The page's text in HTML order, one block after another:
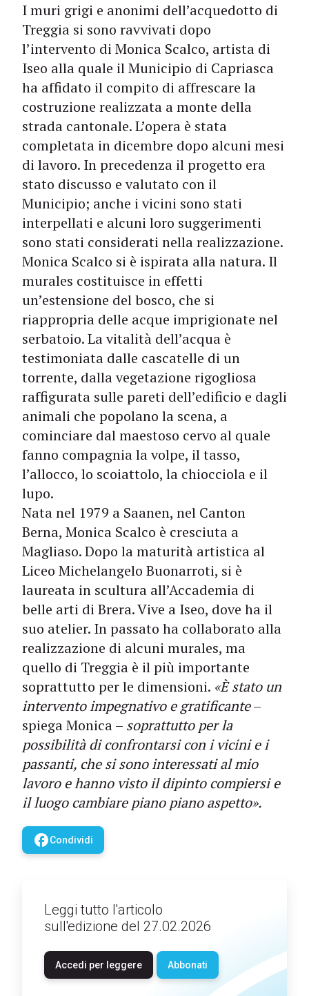
I muri grigi e anonimi dell’acquedotto di
Treggia si sono ravvivati dopo
l’intervento di Monica Scalco, artista di
Iseo alla quale il Municipio di Capriasca
ha affidato il compito di affrescare la
costruzione realizzata a monte della
strada cantonale. L’opera è stata
completata in dicembre dopo alcuni mesi
di lavoro. In precedenza il progetto era
stato discusso e valutato con il
Municipio; anche i vicini sono stati
interpellati e alcuni loro suggerimenti
sono stati considerati nella realizzazione.
Monica Scalco si è ispirata alla natura. Il
murales costituisce in effetti
un’estensione del bosco, che si
riappropria delle acque imprigionate nel
serbatoio. La vitalità dell’acqua è
testimoniata dalle cascatelle di un
torrente, dalla vegetazione rigogliosa
raffigurata sulle pareti dell’edificio e dagli
animali che popolano la scena, a
cominciare dal maestoso cervo al quale
fanno compagnia la volpe, il tasso,
l’allocco, lo scoiattolo, la chiocciola e il
lupo.
Nata nel 1979 a Saanen, nel Canton
Berna, Monica Scalco è cresciuta a
Magliaso. Dopo la maturità artistica al
Liceo Michelangelo Buonarroti, si è
laureata in scultura all’Accademia di
belle arti di Brera. Vive a Iseo, dove ha il
suo atelier. In passato ha collaborato alla
realizzazione di alcuni murales, ma
quello di Treggia è il più importante
soprattutto per le dimensioni. «È stato un
intervento impegnativo e gratificante–
spiega Monica – soprattutto per la
possibilità di confrontarsi con i vicini e i
passanti, che si sono interessati al mio
lavoro e hanno visto il dipinto compiersi e
il luogo cambiare piano piano aspetto».
facebookCondividi
Leggi tutto l'articolo
sull'edizione del 27.02.2026
Accedi per leggere Abbonati